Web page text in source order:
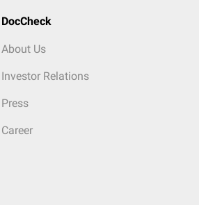
DocCheck
About Us
Investor Relations
Press
Career